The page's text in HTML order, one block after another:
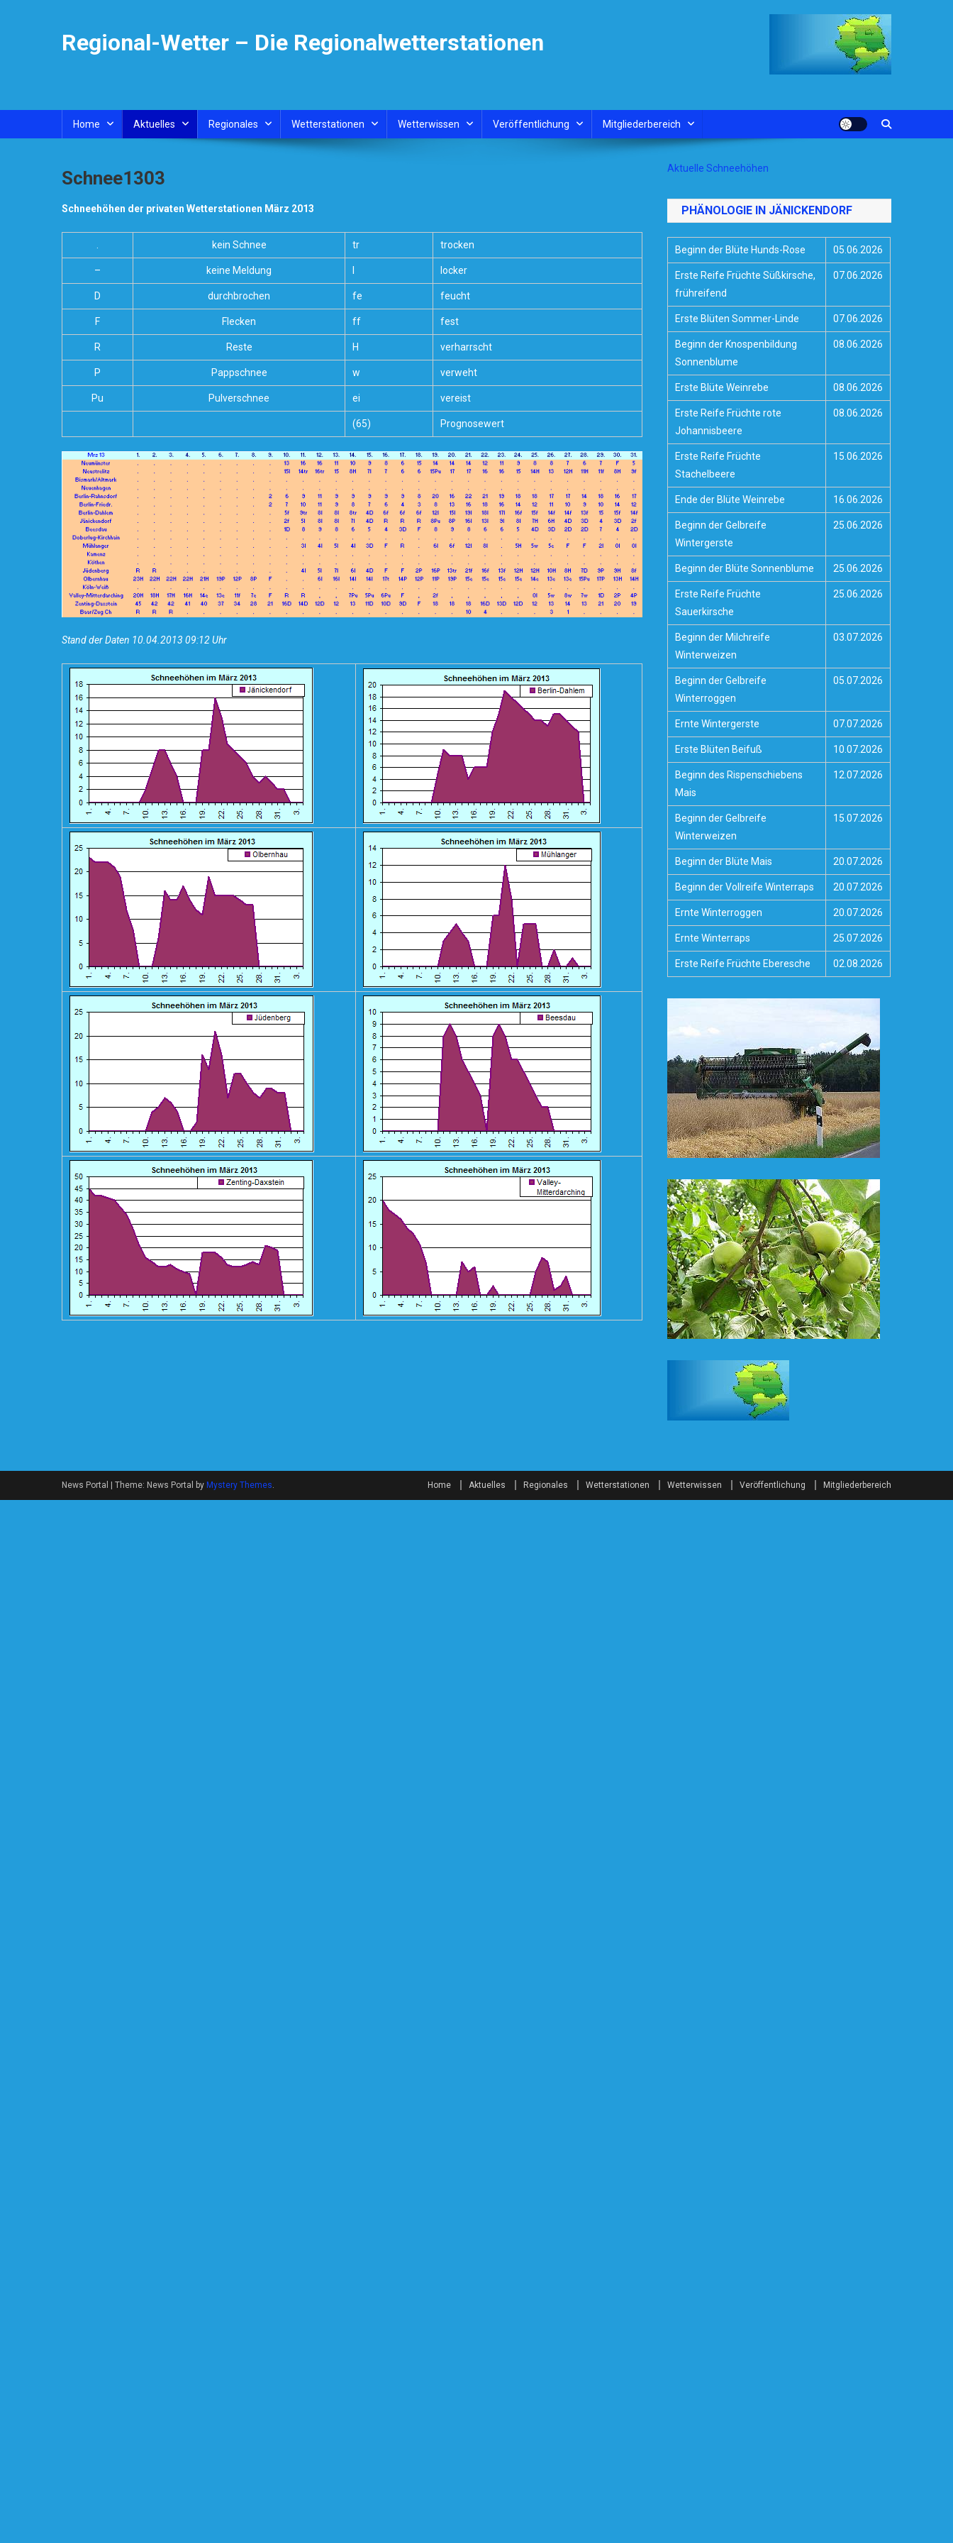
Regional-Wetter – Die Regionalwetterstationen
Home Aktuelles Regionales Wetterstationen Wetterwissen Veröffentlichung Mitgliederbereich
Schnee1303
Schneehöhen der privaten Wetterstationen März 2013
kein Schnee tr trocken
– keine Meldung locker
D durchbrochen fe feucht
F Flecken ff fest
R Reste H verharrscht
P Pappschnee w verweht
Pu Pulverschnee ei vereist
(65) Prognosewert
Stand der Daten 10.04.2013 09:12 Uhr
Aktuelle Schneehöhen
PHÄNOLOGIE IN JÄNICKENDORF
Beginn der Blüte Hunds-Rose 05.06.2026
Erste Reife Früchte Süßkirsche,
frühreifend
07.06.2026
Erste Blüten Sommer-Linde 07.06.2026
Beginn der Knospenbildung
Sonnenblume
08.06.2026
Erste Blüte Weinrebe 08.06.2026
Erste Reife Früchte rote
Johannisbeere
08.06.2026
Erste Reife Früchte
Stachelbeere
15.06.2026
Ende der Blüte Weinrebe 16.06.2026
Beginn der Gelbreife
Wintergerste
25.06.2026
Beginn der Blüte Sonnenblume 25.06.2026
Erste Reife Früchte
Sauerkirsche
25.06.2026
Beginn der Milchreife
Winterweizen
03.07.2026
Beginn der Gelbreife
Winterroggen
05.07.2026
Ernte Wintergerste 07.07.2026
Erste Blüten Beifuß 10.07.2026
Beginn des Rispenschiebens
Mais
12.07.2026
Beginn der Gelbreife
Winterweizen
15.07.2026
Beginn der Blüte Mais 20.07.2026
Beginn der Vollreife Winterraps 20.07.2026
Ernte Winterroggen 20.07.2026
Ernte Winterraps 25.07.2026
Erste Reife Früchte Eberesche 02.08.2026
News Portal Theme: News Portal by Mystery Themes. Home Aktuelles Regionales Wetterstationen Wetterwissen Veröffentlichung Mitgliederbereich